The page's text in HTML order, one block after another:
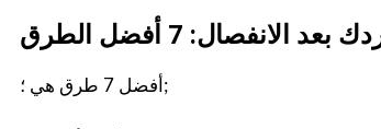
أفضل 7 طرق هي ؛;